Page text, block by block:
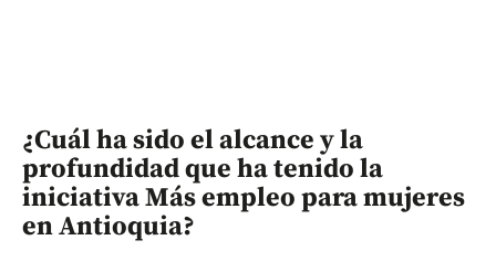
¿Cuál ha sido el alcance y la
profundidad que ha tenido la
iniciativa Más empleo para mujeres
en Antioquia?